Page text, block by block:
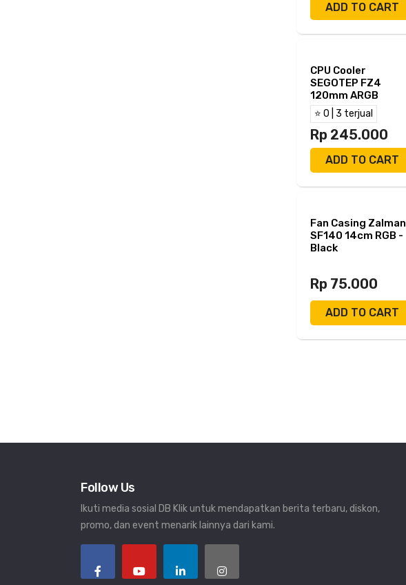
ADD TO CART
CPU Cooler
SEGOTEP FZ4
120mm ARGB
⭐ 0 | 3 terjual
Rp 245.000
ADD TO CART
Fan Casing Zalman
SF140 14cm RGB -
Black
Rp 75.000
ADD TO CART
Follow Us
Ikuti media sosial DB Klik untuk mendapatkan berita terbaru, diskon,
promo, dan event menarik lainnya dari kami.